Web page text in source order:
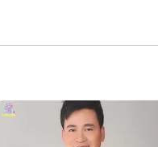
hương
sai trái
tài to